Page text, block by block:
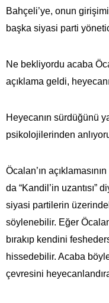
Bahçeli’ye, onun
başka siyasi parti
Ne bekliyordu acaba
açıklama geldi,
Heyecanın sürdüğünü
psikolojilerinden
Öcalan’ın
da “Kandil’in uzantısı”
siyasi partilerin
söylenebilir. Eğer
bırakıp kendini
hissedebilir. Acaba
çevresini